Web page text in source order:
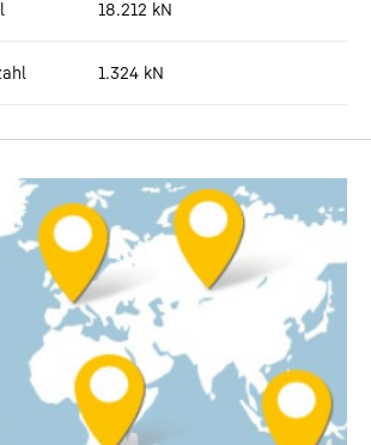
18.212 kN
1.324 kN